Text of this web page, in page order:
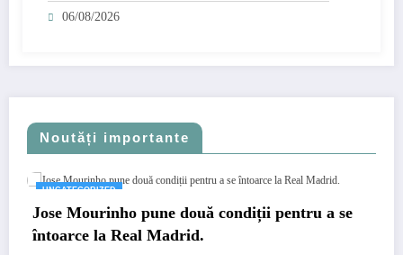
06/08/2026
Noutăți importante
UNCATEGORIZED
Jose Mourinho pune două condiții pentru a se
întoarce la Real Madrid.